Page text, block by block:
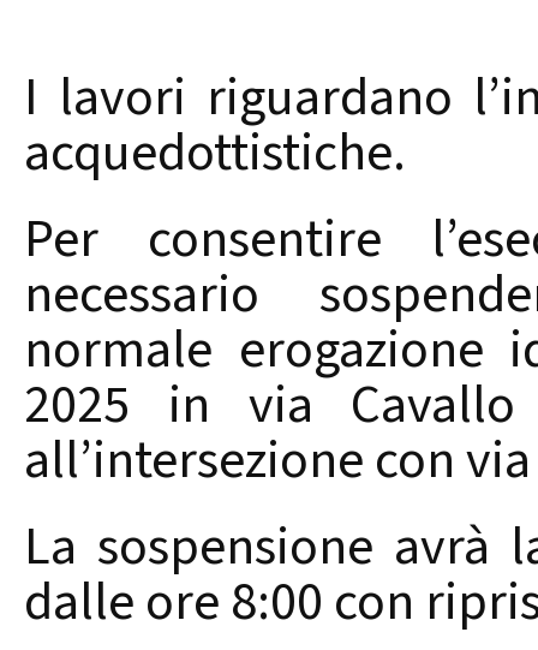
I lavori riguardano
acquedottistiche.
Per consentire
necessario
normale erogazione
2025 in via
all’intersezione con
La sospensione
dalle ore 8:00 con